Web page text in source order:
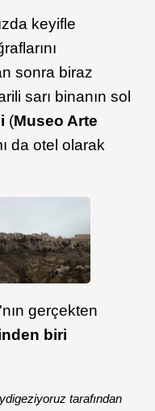
keyifle
sonra biraz
sarı binanın sol
(Museo Arte
da otel olarak
gerçekten
biri
tarafından